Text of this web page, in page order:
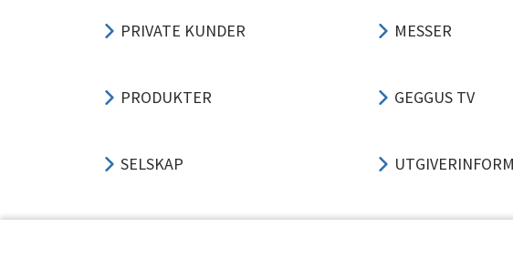
PRIVATE KUNDER
PRODUKTER
SELSKAP
MESSER
GEGGUS TV